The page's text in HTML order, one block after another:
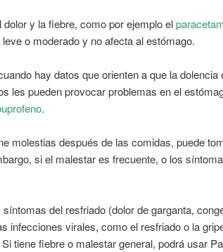
y la fiebre, como por ejemplo el
o moderado y no afecta al estómago.
hay datos que orienten a que la
les pueden provocar problemas en el
.
molestias después de las comidas, puede
si el malestar es frecuente, o los
del resfriado (dolor de garganta,
infecciones virales, como el resfriado o la
tiene fiebre o malestar general, podrá usar